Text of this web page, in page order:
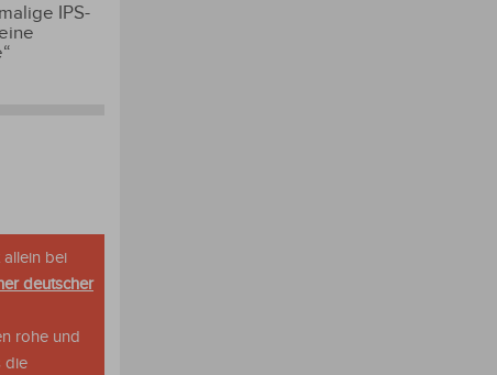
IPS-
bei
deutscher
rohe und
die